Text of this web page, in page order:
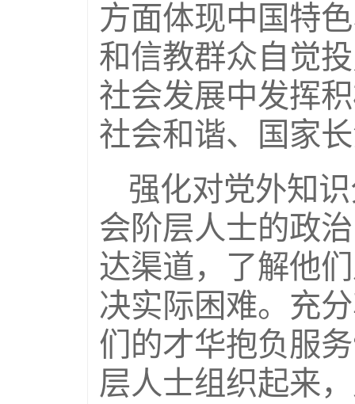
方面体现中国特
和信教群众自觉
社会发展中发挥
社会和谐、国家
强化对党外知
会阶层人士的政
达渠道，了解他
决实际困难。充
们的才华抱负服
层人士组织起来